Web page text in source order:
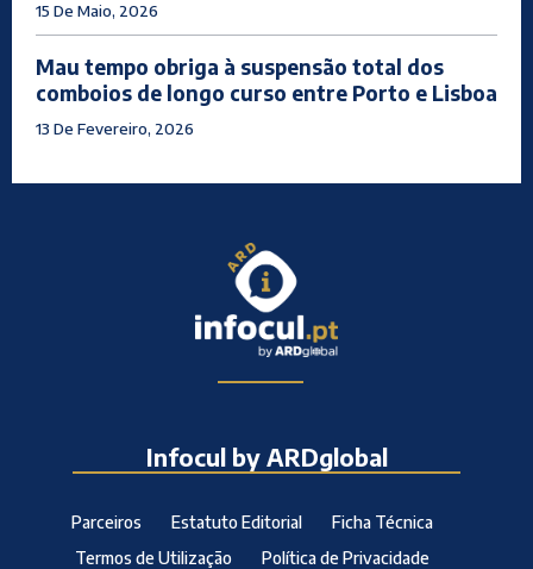
15 De Maio, 2026
Mau tempo obriga à suspensão total dos
comboios de longo curso entre Porto e Lisboa
13 De Fevereiro, 2026
Infocul by ARDglobal
Parceiros Estatuto Editorial
Ficha Técnica
Termos de Utilização
Política de Privacidade